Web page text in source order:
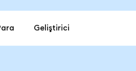
Geliştirici